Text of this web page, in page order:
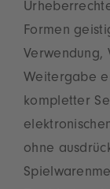
Formen
Verwendung,
Weitergabe
kompletter
ohne